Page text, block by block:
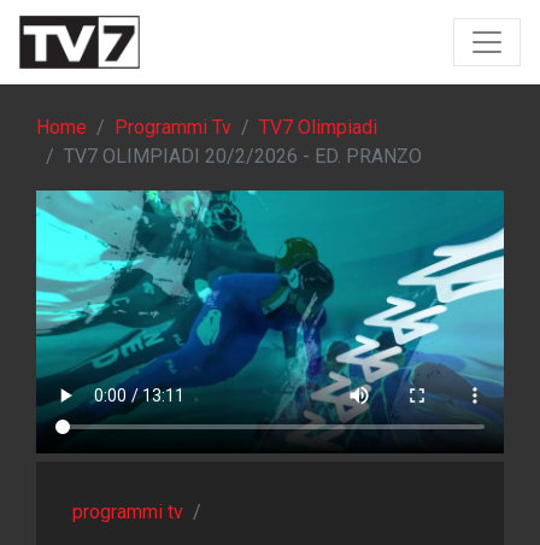
Home Programmi Tv
TV7 Olimpiadi
TV7 OLIMPIADI 20/2/2026 - ED. PRANZO
programmi tv /